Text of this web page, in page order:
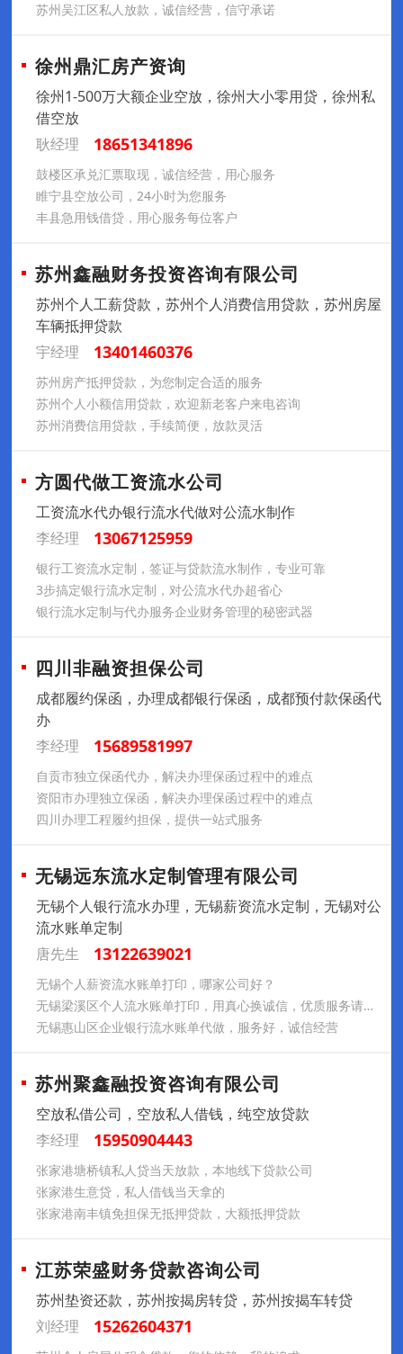
苏州吴江区私人放款，诚信经营，信守承诺
徐州鼎汇房产资询
徐州1-500万大额企业空放，徐州大小零用贷，徐州私
借空放
耿经理
18651341896
鼓楼区承兑汇票取现，诚信经营，用心服务
睢宁县空放公司，24小时为您服务
丰县急用钱借贷，用心服务每位客户
苏州鑫融财务投资咨询有限公司
苏州个人工薪贷款，苏州个人消费信用贷款，苏州房屋
车辆抵押贷款
宇经理
13401460376
苏州房产抵押贷款，为您制定合适的服务
苏州个人小额信用贷款，欢迎新老客户来电咨询
苏州消费信用贷款，手续简便，放款灵活
方圆代做工资流水公司
工资流水代办银行流水代做对公流水制作
李经理
13067125959
银行工资流水定制，签证与贷款流水制作，专业可靠
3步搞定银行流水定制，对公流水代办超省心
银行流水定制与代办服务企业财务管理的秘密武器
四川非融资担保公司
成都履约保函，办理成都银行保函，成都预付款保函代
办
李经理
15689581997
自贡市独立保函代办，解决办理保函过程中的难点
资阳市办理独立保函，解决办理保函过程中的难点
四川办理工程履约担保，提供一站式服务
无锡远东流水定制管理有限公司
无锡个人银行流水办理，无锡薪资流水定制，无锡对公
流水账单定制
唐先生
13122639021
无锡个人薪资流水账单打印，哪家公司好？
无锡梁溪区个人流水账单打印，用真心换诚信，优质服务请放心
无锡惠山区企业银行流水账单代做，服务好，诚信经营
苏州聚鑫融投资咨询有限公司
空放私借公司，空放私人借钱，纯空放贷款
李经理
15950904443
张家港塘桥镇私人贷当天放款，本地线下贷款公司
张家港生意贷，私人借钱当天拿的
张家港南丰镇免担保无抵押贷款，大额抵押贷款
江苏荣盛财务贷款咨询公司
苏州垫资还款，苏州按揭房转贷，苏州按揭车转贷
刘经理
15262604371